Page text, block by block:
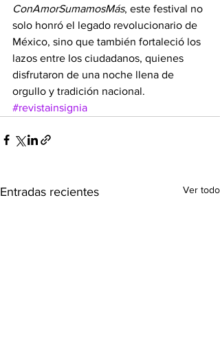
ConAmorSumamosMás, este festival no
solo honró el legado revolucionario de
México, sino que también fortaleció los
lazos entre los ciudadanos, quienes
disfrutaron de una noche llena de
orgullo y tradición nacional.
#revistainsignia
Entradas recientes Ver todo